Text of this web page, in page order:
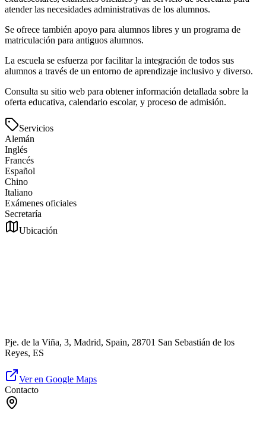
atender las necesidades administrativas de los alumnos.
Se ofrece también apoyo para alumnos libres y un programa de
matriculación para antiguos alumnos.
La escuela se esfuerza por facilitar la integración de todos sus
alumnos a través de un entorno de aprendizaje inclusivo y diverso.
Consulta su sitio web para obtener información detallada sobre la
oferta educativa, calendario escolar, y proceso de admisión.
Servicios
Alemán
Inglés
Francés
Español
Chino
Italiano
Exámenes oficiales
Secretaría
Ubicación
Pje. de la Viña, 3, Madrid, Spain, 28701 San Sebastián de los
Reyes, ES
Ver en Google Maps
Contacto